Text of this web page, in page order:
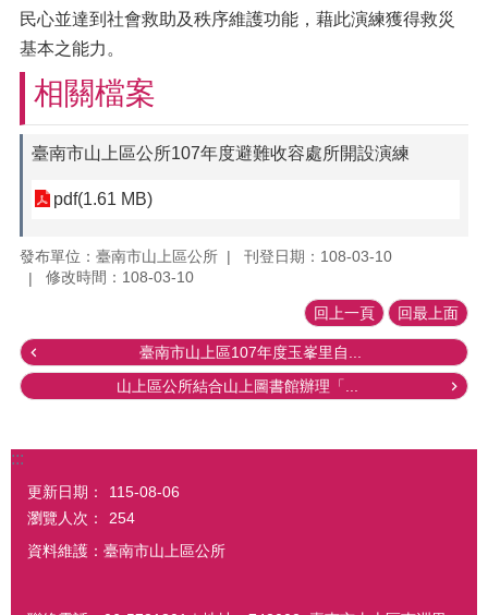
民心並達到社會救助及秩序維護功能，藉此演練獲得救災
基本之能力。
相關檔案
臺南市山上區公所107年度避難收容處所開設演練
pdf(1.61 MB)
發布單位：臺南市山上區公所
刊登日期：108-03-10
修改時間：108-03-10
回上一頁 回最上面
臺南市山上區107年度玉峯里自...
山上區公所結合山上圖書館辦理「...
:::
更新日期：
115-08-06
瀏覽人次：
254
資料維護：臺南市山上區公所